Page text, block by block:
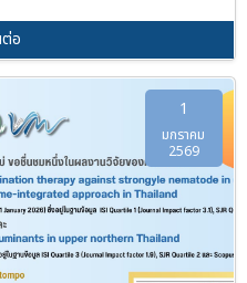
อ
1
มกราคม
2569